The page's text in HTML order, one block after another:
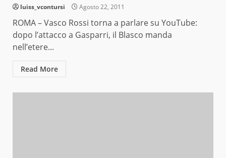
luiss_vcontursi Agosto 22, 2011
ROMA – Vasco Rossi torna a parlare su YouTube:
dopo l’attacco a Gasparri, il Blasco manda
nell’etere...
Read More